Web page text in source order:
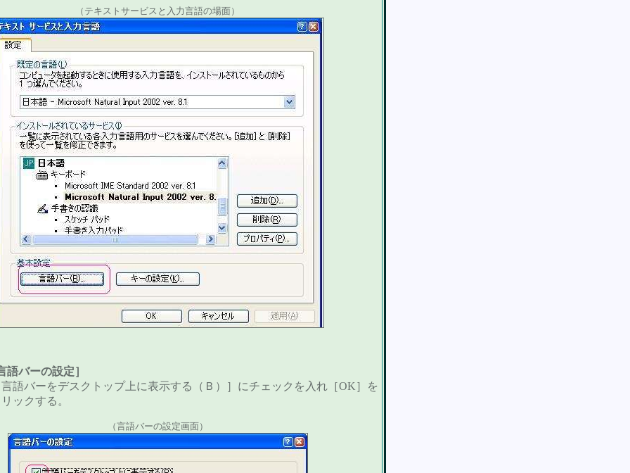
（テキストサービスと入力言語の場面）
語バーの設定］
語バーをデスクトップ上に表示する（Ｂ）］にチェックを入れ［OK］を
ックする。
（言語バーの設定画面）